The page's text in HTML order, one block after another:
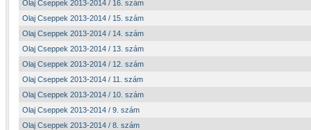
Olaj Cseppek 2013-2014 / 16. szám
Olaj Cseppek 2013-2014 / 15. szám
Olaj Cseppek 2013-2014 / 14. szám
Olaj Cseppek 2013-2014 / 13. szám
Olaj Cseppek 2013-2014 / 12. szám
Olaj Cseppek 2013-2014 / 11. szám
Olaj Cseppek 2013-2014 / 10. szám
Olaj Cseppek 2013-2014 / 9. szám
Olaj Cseppek 2013-2014 / 8. szám